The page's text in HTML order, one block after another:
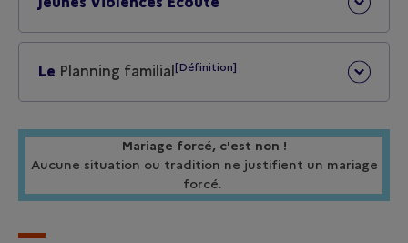
Le Planning familial [Définition]
Mariage forcé, c'est non !
Aucune situation ou tradition ne justifient un mariage
forcé.